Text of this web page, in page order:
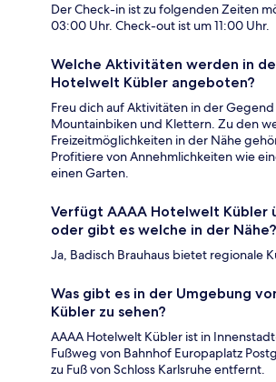
Der Check-in ist zu folgenden Zeiten
03:00 Uhr. Check-out ist um 11:00 Uhr.
Welche Aktivitäten werden in
Hotelwelt Kübler angeboten?
Freu dich auf Aktivitäten in der
Mountainbiken und Klettern. Zu den
Freizeitmöglichkeiten in der Nähe
Profitiere von Annehmlichkeiten wie
einen Garten.
Verfügt AAAA Hotelwelt Kübler
oder gibt es welche in der Nähe?
Ja, Badisch Brauhaus bietet regionale
Was gibt es in der Umgebung
Kübler zu sehen?
AAAA Hotelwelt Kübler ist in
Fußweg von Bahnhof Europaplatz
zu Fuß von Schloss Karlsruhe entfernt.